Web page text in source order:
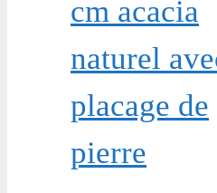
cm acacia
naturel
placage de
pierre